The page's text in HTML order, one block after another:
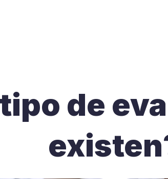
de